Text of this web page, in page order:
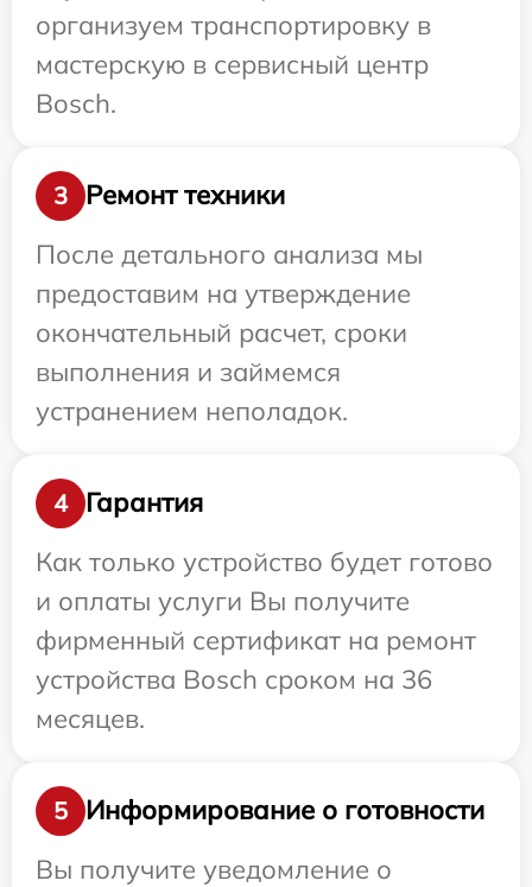
организуем транспортировку в
мастерскую в сервисный центр
Bosch.
3
Ремонт техники
После детального анализа мы
предоставим на утверждение
окончательный расчет, сроки
выполнения и займемся
устранением неполадок.
4
Гарантия
Как только устройство будет готово
и оплаты услуги Вы получите
фирменный сертификат на ремонт
устройства Bosch сроком на 36
месяцев.
5
Информирование о готовности
Вы получите уведомление о